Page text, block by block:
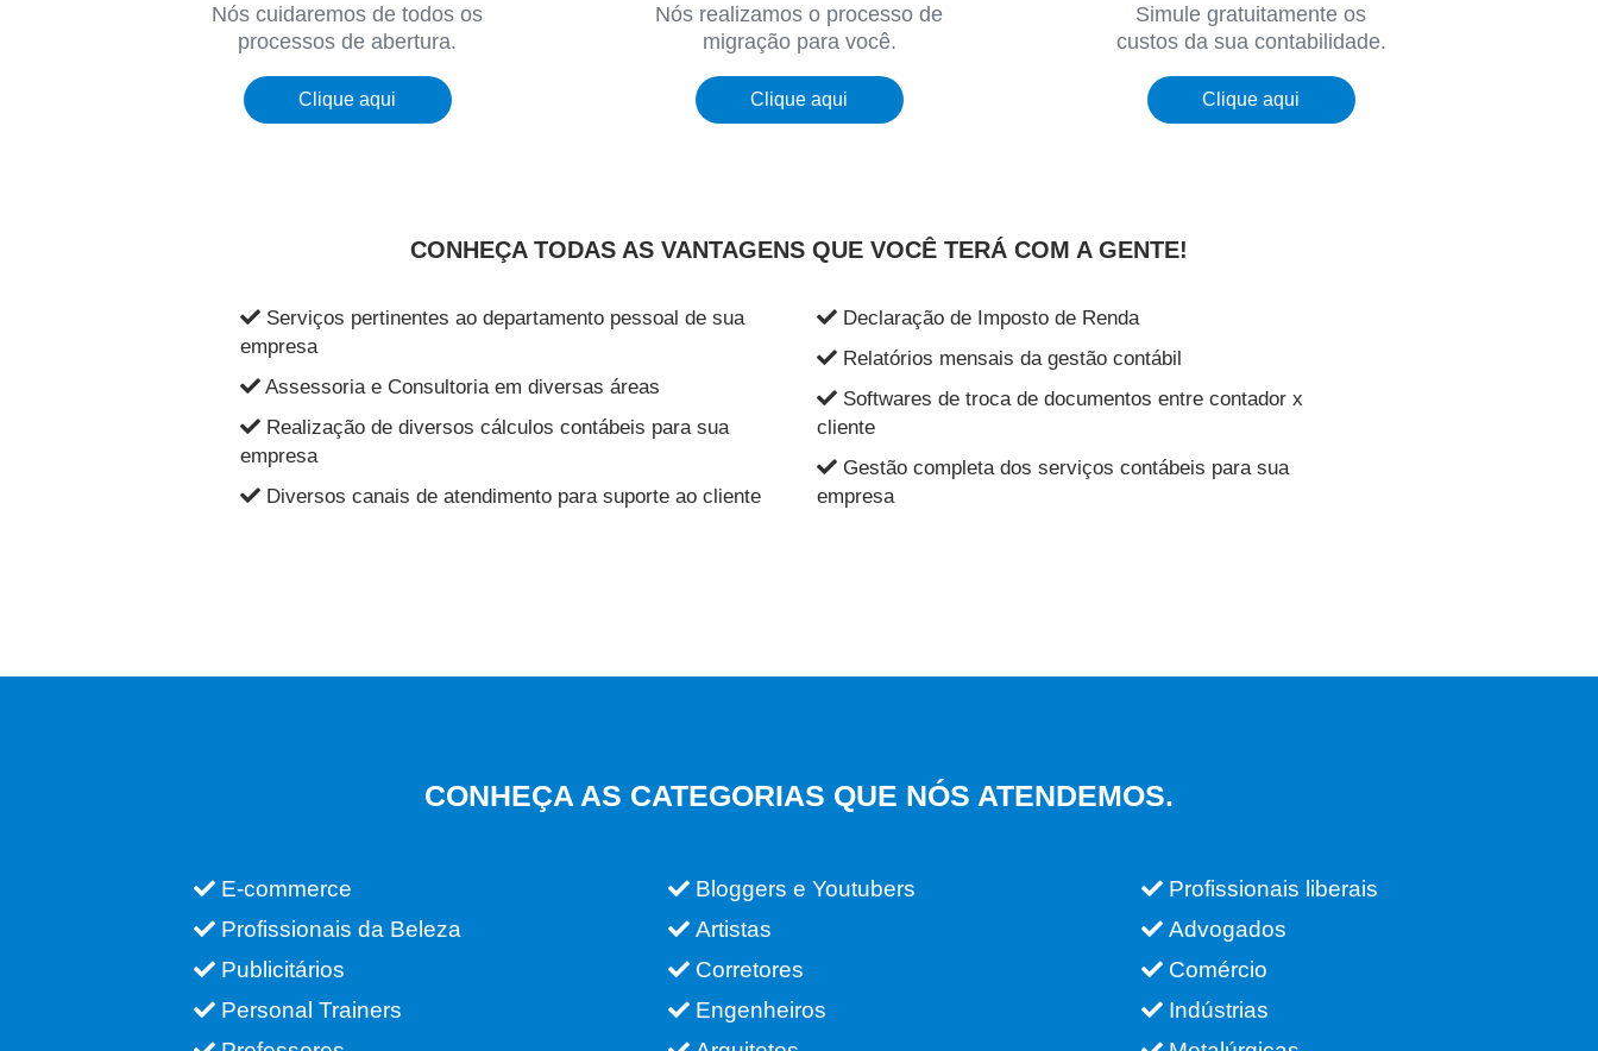
Nós cuidaremos de todos os
processos de abertura.
Clique aqui
Nós realizamos o processo de
migração para você.
Clique aqui
Simule gratuitamente os
custos da sua contabilidade.
Clique aqui
CONHEÇA TODAS AS VANTAGENS QUE VOCÊ TERÁ COM A GENTE!
Serviços pertinentes ao departamento pessoal de sua
empresa
Assessoria e Consultoria em diversas áreas
Realização de diversos cálculos contábeis para sua
empresa
Diversos canais de atendimento para suporte ao cliente
Declaração de Imposto de Renda
Relatórios mensais da gestão contábil
Softwares de troca de documentos entre contador x
cliente
Gestão completa dos serviços contábeis para sua
empresa
CONHEÇA AS CATEGORIAS QUE NÓS ATENDEMOS.
E-commerce
Profissionais da Beleza
Publicitários
Personal Trainers
Bloggers e Youtubers
Artistas
Corretores
Engenheiros
Profissionais liberais
Advogados
Comércio
Indústrias